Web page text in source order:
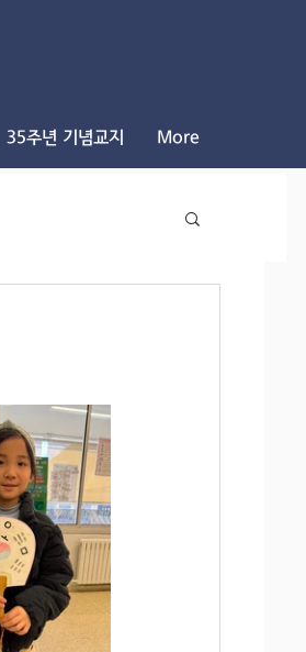
35주년 기념교지 More